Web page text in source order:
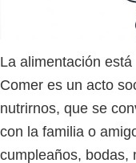
La alimentación
Comer es un acto
nutrirnos, que se
con la familia o
cumpleaños, bodas,